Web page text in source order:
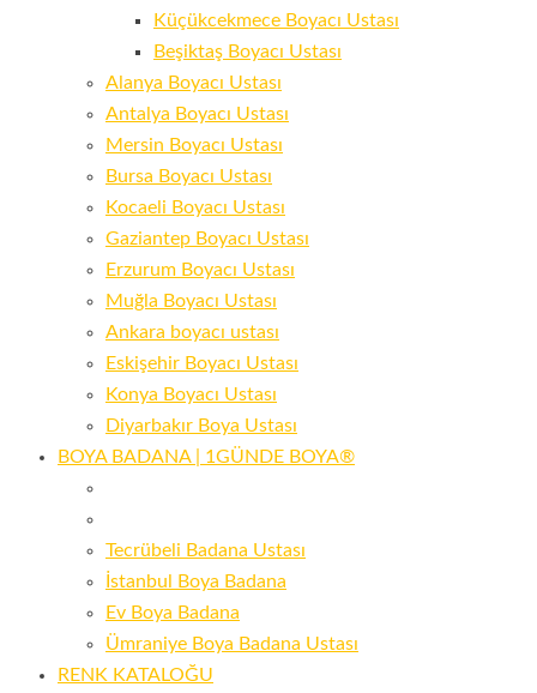
Küçükcekmece Boyacı Ustası
Beşiktaş Boyacı Ustası
Alanya Boyacı Ustası
Antalya Boyacı Ustası
Mersin Boyacı Ustası
Bursa Boyacı Ustası
Kocaeli Boyacı Ustası
Gaziantep Boyacı Ustası
Erzurum Boyacı Ustası
Muğla Boyacı Ustası
Ankara boyacı ustası
Eskişehir Boyacı Ustası
Konya Boyacı Ustası
Diyarbakır Boya Ustası
BOYA BADANA | 1GÜNDE BOYA®
Tecrübeli Badana Ustası
İstanbul Boya Badana
Ev Boya Badana
Ümraniye Boya Badana Ustası
RENK KATALOĞU